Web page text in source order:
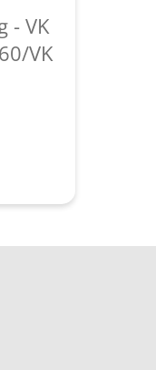
- VK
VK